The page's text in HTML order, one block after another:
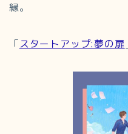
縁。
「スタートアップ:夢の扉